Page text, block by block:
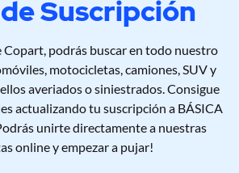
Suscripción
podrás buscar en todo nuestro
motocicletas, camiones, SUV y
averiados o siniestrados. Consigue
actualizando tu suscripción a BÁSICA
unirte directamente a nuestras
online y empezar a pujar!